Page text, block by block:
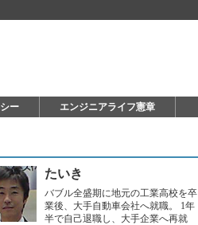
ー エンジニアライフ憲章
たいき
バブル全盛期に地元の工業高校を卒
業後、大手自動車会社へ就職。 1年
半で自己退職し、大手企業へ再就